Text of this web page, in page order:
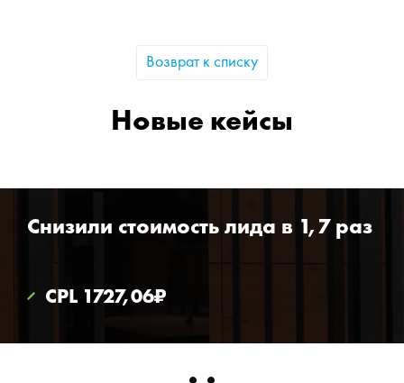
Возврат к списку
Новые кейсы
CPL 1727,06₽
Снизили стоимость лида в 1,7 раз